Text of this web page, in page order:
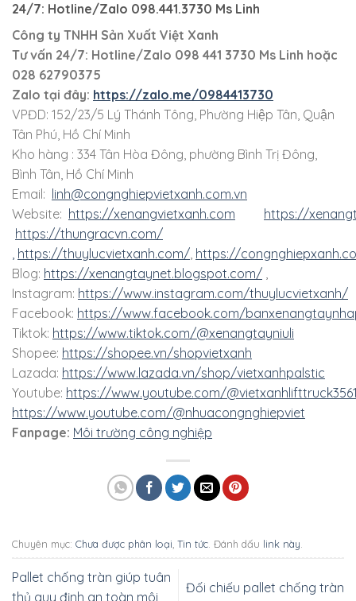
24/7: Hotline/Zalo 098.441.3730 Ms Linh
Công ty TNHH Sản Xuất Việt Xanh
Tư vấn 24/7: Hotline/Zalo 098 441 3730 Ms Linh hoặc
028 62790375
Zalo tại đây: https://zalo.me/0984413730
VPĐD: 152/23/5 Lý Thánh Tông, Phường Hiệp Tân, Quận
Tân Phú, Hồ Chí Minh
Kho hàng : 334 Tân Hòa Đông, phường Bình Trị Đông,
Bình Tân, Hồ Chí Minh
Email: linh@congnghiepvietxanh.com.vn
Website: https://xenangvietxanh.com
https://
https://thungracvn.com/
, https://thuylucvietxanh.com/, https://
Blog: https://xenangtaynet.blogspot.com/ ,
Instagram: https://www.instagram.com/thuylucvietxanh/
Facebook: https://www.facebook.com/
Tiktok: https://www.tiktok.com/@xenangtayniuli
Shopee: https://shopee.vn/shopvietxanh
Lazada: https://www.lazada.vn/shop/vietxanhpalstic
Youtube: https://www.youtube.com/
https://www.youtube.com/@nhuacongnghiepviet
Fanpage: Môi trường công nghiệp
Chuyên mục: Chưa được phân loại Tin tức . Đánh dấu link này
Pallet chống tràn giúp tuân
thủ quy định an toàn môi
Đối chiếu pallet chống tràn